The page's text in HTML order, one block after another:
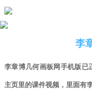
李
李章博几何画板网手机版已
主页里的课件视频，里面有